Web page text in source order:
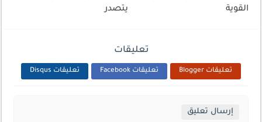
القوية
يتصدر
تعليقات
تعليقات Blogger تعليقات Facebook تعليقات Disqus
إرسال تعليق